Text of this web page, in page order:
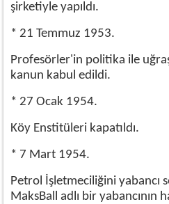
şirketiyle yapıldı.
* 21 Temmuz 1953.
Profesörler'in politika ile
kanun kabul edildi.
* 27 Ocak 1954.
Köy Enstitüleri kapatıldı.
* 7 Mart 1954.
Petrol İşletmeciliğini yabancı
MaksBall adlı bir yabancının